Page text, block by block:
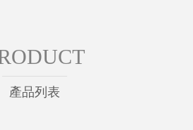
產品列表